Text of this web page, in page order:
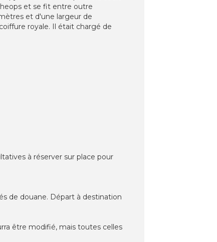
et se fit entre outre
et d'une largeur de
royale. Il était chargé de
à réserver sur place pour
de douane. Départ à destination
être modifié, mais toutes celles